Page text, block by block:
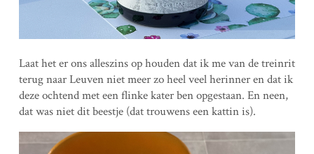
Laat het er ons alleszins op houden dat ik me van de treinrit
terug naar Leuven niet meer zo heel veel herinner en dat ik
deze ochtend met een flinke kater ben opgestaan. En neen,
dat was niet dit beestje (dat trouwens een kattin is).